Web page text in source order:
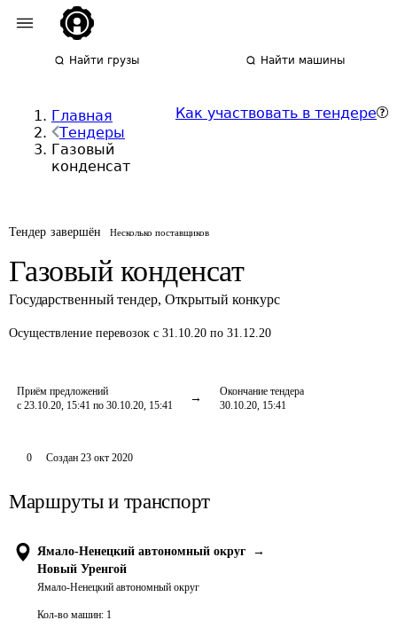
Найти грузы Найти машины
Главная
Тендеры
Газовый
конденсат
Как участвовать в тендере
Тендер завершён Несколько поставщиков
Газовый конденсат
Государственный тендер, Открытый конкурс
Осуществление перевозок с 31.10.20 по 31.12.20
Приём предложений
с 23.10.20, 15:41 по 30.10.20, 15:41
Окончание тендера
30.10.20, 15:41
0 Создан 23 окт 2020
Маршруты и транспорт
Ямало-Ненецкий автономный округ
→
Новый Уренгой
Ямало-Ненецкий автономный округ
Кол-во машин: 1